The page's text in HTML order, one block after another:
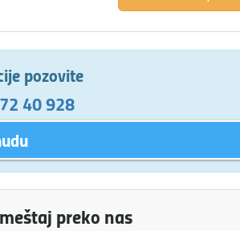
pozovite
40 928
preko nas